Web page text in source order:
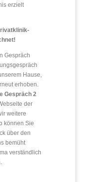
erzielt
Gespräch
Hause,
erhoben.
Gespräch 2
der
weitere
können Sie
über den
bemüht
verständlich